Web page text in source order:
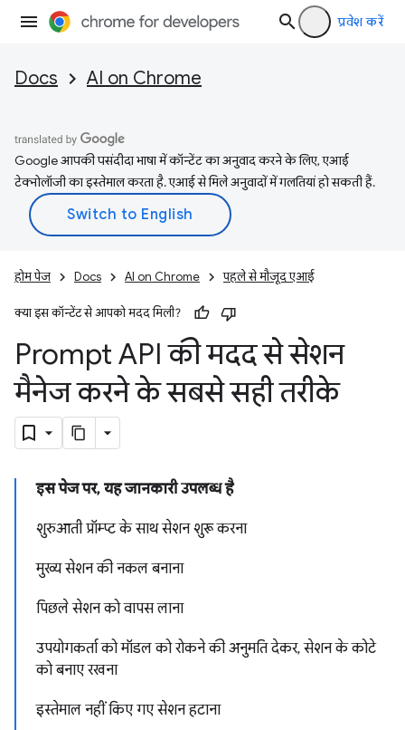
प्रवेश करें
Docs AI on Chrome
Google आपकी पसंदीदा भाषा में कॉन्टेंट का अनुवाद करने के लिए, एआई
टेक्नोलॉजी का इस्तेमाल करता है. एआई से मिले अनुवादों में गलतियां हो सकती हैं.
होम पेज Docs AI on Chrome पहले से मौजूद एआई
क्या इस कॉन्टेंट से आपको मदद मिली?
Prompt API की मदद से सेशन
मैनेज करने के सबसे सही तरीके
इस पेज पर, यह जानकारी उपलब्ध है
शुरुआती प्रॉम्प्ट के साथ सेशन शुरू करना
मुख्य सेशन की नकल बनाना
पिछले सेशन को वापस लाना
उपयोगकर्ता को मॉडल को रोकने की अनुमति देकर, सेशन के कोटे
को बनाए रखना
इस्तेमाल नहीं किए गए सेशन हटाना